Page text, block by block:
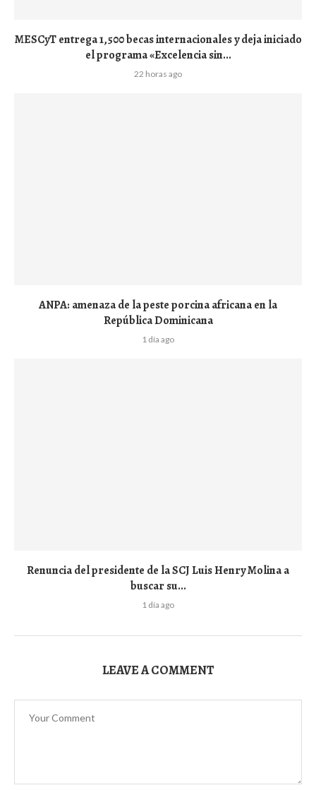
MESCyT entrega 1,500 becas internacionales y deja iniciado
el programa «Excelencia sin...
22 horas ago
ANPA: amenaza de la peste porcina africana en la
República Dominicana
1 día ago
Renuncia del presidente de la SCJ Luis Henry Molina a
buscar su...
1 día ago
LEAVE A COMMENT